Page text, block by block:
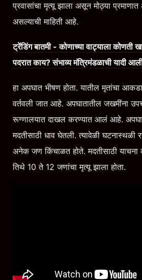
प्रवासांचा मृत्यू झाला असून मोठ्या
असल्याची माहिती आहे.
ट्रेंडिंग बातमी - कोणाच्या वाट्याला कोणती
पदरात काय? संभाव्य मंत्रिमंडळाची यादी
हा अपघात भीषण होता. यातील मृतांचा
वर्तवली जात आहे. अपघातातील जखमींना
रूग्णालयात दाखल करण्यात आलं आहे.
मदतीसाठी धाव घेतली. त्यावेळी घटनास्थळी
अनेक जण किंचाळत होते. मदतीसाठी याचना
तिथे 10 ते 12 जणांचा मृत्यू झाला होता.